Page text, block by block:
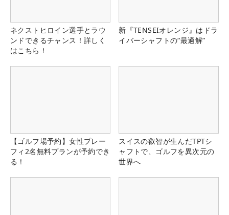
ネクストヒロイン選手とラウ
ンドできるチャンス！詳しく
はこちら！
新『TENSEIオレンジ』はドラ
イバーシャフトの“最適解”
【ゴルフ場予約】女性プレー
フィ2名無料プランが予約でき
る！
スイスの叡智が生んだTPTシ
ャフトで、ゴルフを異次元の
世界へ